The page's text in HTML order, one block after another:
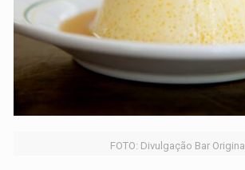
FOTO: Divulgação Bar Original